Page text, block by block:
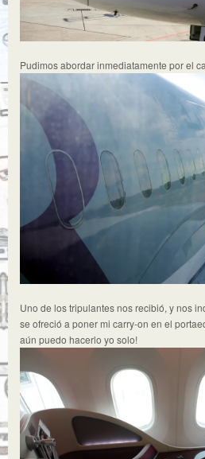
Pudimos abordar inmediatamente por el
Uno de los tripulantes nos recibió, y nos
se ofreció a poner mi carry-on en el
aún puedo hacerlo yo solo!